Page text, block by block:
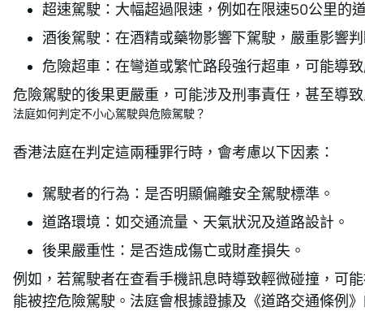
超速駕駛：大幅超過限速，例如在限速50公里的
酒後駕駛：在酒精或藥物影響下駕駛，嚴重影響判
危險超車：在彎道或繁忙路段強行超車，可能導致
危險駕駛的後果更嚴重，可能涉及刑事責任，甚至導致
法庭如何判定不小心駕駛與危險駕駛？
香港法庭在判定這兩種罪行時，會考慮以下因素：
駕駛者的行為：是否明顯偏離安全駕駛標準。
道路環境：如交通流量、天氣狀況及道路設計。
後果嚴重性：是否造成傷亡或財產損失。
例如，若駕駛者在查看手機訊息時導致輕微碰撞，可
能被控危險駕駛。法庭會根據證據及《道路交通條例